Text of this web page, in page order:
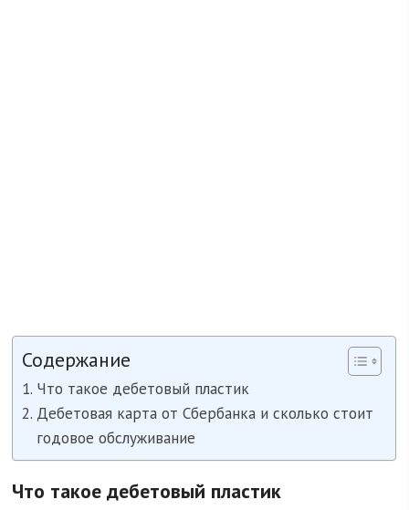
Содержание
Что такое дебетовый пластик
Дебетовая карта от Сбербанка и сколько стоит
годовое обслуживание
Что такое дебетовый пластик